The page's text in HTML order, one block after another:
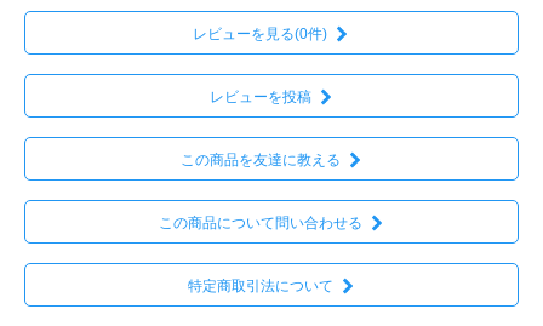
レビューを見る(0件)
レビューを投稿
この商品を友達に教える
この商品について問い合わせる
特定商取引法について